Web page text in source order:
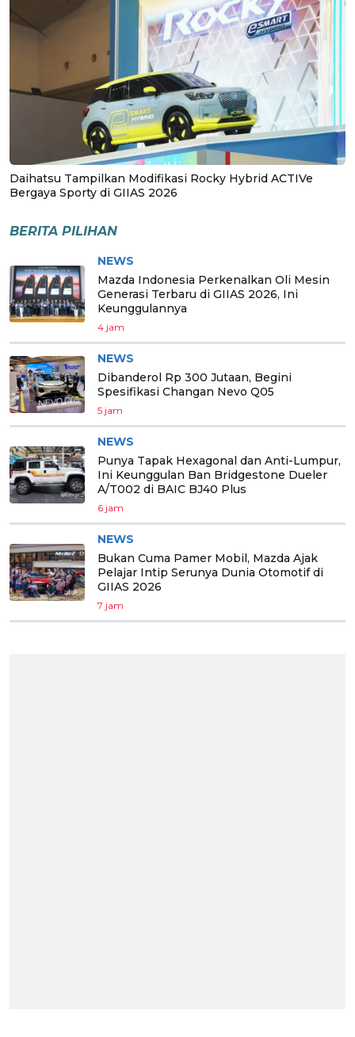
Daihatsu Tampilkan Modifikasi Rocky Hybrid ACTIVe
Bergaya Sporty di GIIAS 2026
BERITA PILIHAN
NEWS
Mazda Indonesia Perkenalkan Oli Mesin
Generasi Terbaru di GIIAS 2026, Ini
Keunggulannya
4 jam
NEWS
Dibanderol Rp 300 Jutaan, Begini
Spesifikasi Changan Nevo Q05
5 jam
NEWS
Punya Tapak Hexagonal dan Anti-Lumpur,
Ini Keunggulan Ban Bridgestone Dueler
A/T002 di BAIC BJ40 Plus
6 jam
NEWS
Bukan Cuma Pamer Mobil, Mazda Ajak
Pelajar Intip Serunya Dunia Otomotif di
GIIAS 2026
7 jam